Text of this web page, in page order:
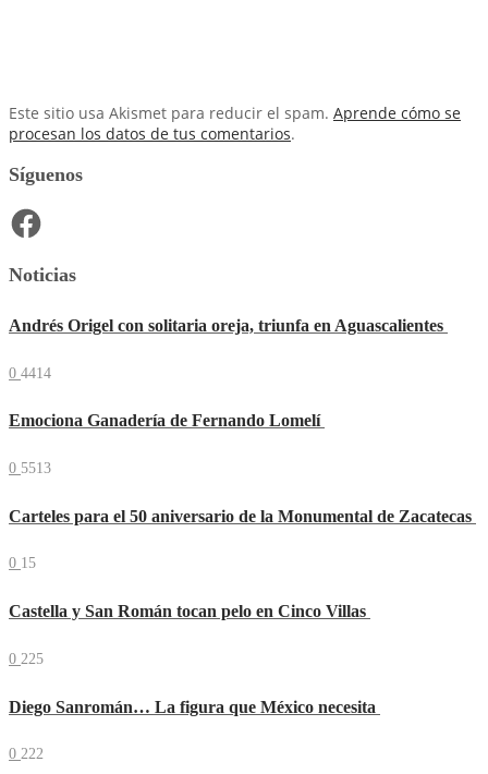
Este sitio usa Akismet para reducir el spam. Aprende cómo se
procesan los datos de tus comentarios.
Síguenos
Facebook
Noticias
Andrés Origel con solitaria oreja, triunfa en Aguascalientes
0 4414
Emociona Ganadería de Fernando Lomelí
0 5513
Carteles para el 50 aniversario de la Monumental de Zacatecas
0 15
Castella y San Román tocan pelo en Cinco Villas
0 225
Diego Sanromán… La figura que México necesita
0 222